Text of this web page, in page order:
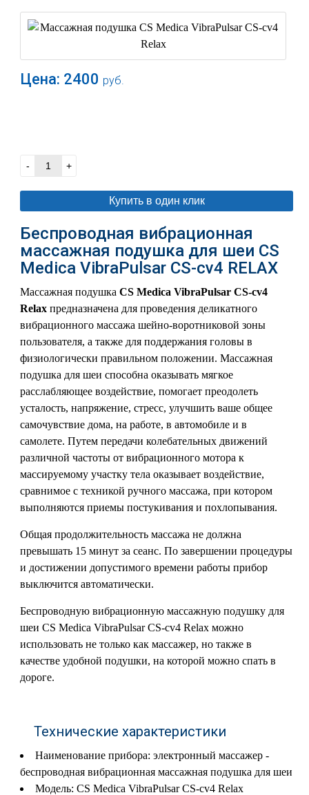
Цена: 2400 руб.
- +
Купить в один клик
Беспроводная вибрационная
массажная подушка для шеи CS
Medica VibraPulsar CS-cv4 RELAX
Массажная подушкаCS Medica VibraPulsar CS-cv4
Relax предназначена для проведения деликатного
вибрационного массажа шейно-воротниковой зоны
пользователя, а также для поддержания головы в
физиологически правильном положении. Массажная
подушка для шеи способна оказывать мягкое
расслабляющее воздействие, помогает преодолеть
усталость, напряжение, стресс, улучшить ваше общее
самочувствие дома, на работе, в автомобиле и в
самолете. Путем передачи колебательных движений
различной частоты от вибрационного мотора к
массируемому участку тела оказывает воздействие,
сравнимое с техникой ручного массажа, при котором
выполняются приемы постукивания и похлопывания.
Общая продолжительность массажа не должна
превышать 15 минут за сеанс. По завершении процедуры
и достижении допустимого времени работы прибор
выключится автоматически.
Беспроводную вибрационную массажную подушку для
шеи СS Medica VibraPulsar CS-cv4 Relax можно
использовать не только как массажер, но также в
качестве удобной подушки, на которой можно спать в
дороге.
Технические характеристики
Наименование прибора: электронный массажер -
беспроводная вибрационная массажная подушка для шеи
Модель: CS Medica VibraPulsar CS-cv4 Relax